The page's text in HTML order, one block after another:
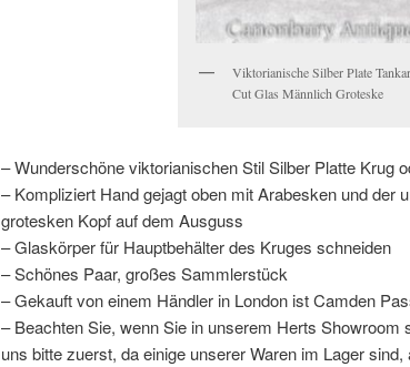
Viktorianische Silber Plate
Cut Glas Männlich Groteske
– Wunderschöne viktorianischen Stil Silber Platte Krug
– Kompliziert Hand gejagt oben mit Arabesken und der
grotesken Kopf auf dem Ausguss
– Glaskörper für Hauptbehälter des Kruges schneiden
– Schönes Paar, großes Sammlerstück
– Gekauft von einem Händler in London ist Camden
– Beachten Sie, wenn Sie in unserem Herts Showroom
uns bitte zuerst, da einige unserer Waren im Lager